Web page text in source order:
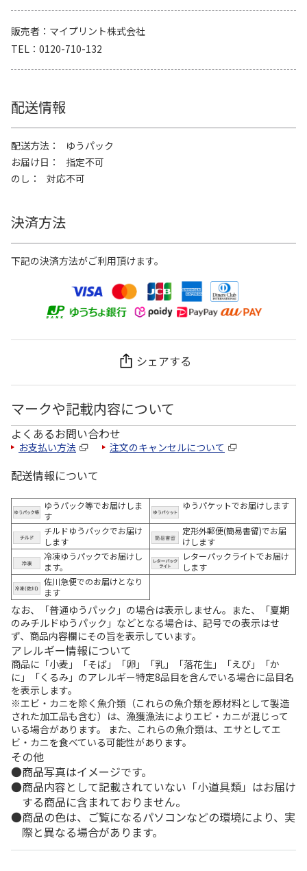
販売者
マイプリント株式会社
TEL
0120-710-132
配送情報
配送方法
ゆうパック
お届け日
指定不可
のし
対応不可
決済方法
下記の決済方法がご利用頂けます。
シェアする
マークや記載内容について
よくあるお問い合わせ
お支払い方法 注文のキャンセルについて
配送情報について
ゆうパック等でお届けしま
す
ゆうパケットでお届けします
チルドゆうパックでお届け
します
定形外郵便(簡易書留)でお届
けします
冷凍ゆうパックでお届けし
ます。
レターパックライトでお届け
します
佐川急便でのお届けとなり
ます
なお、「普通ゆうパック」の場合は表示しません。また、「夏期
のみチルドゆうパック」などとなる場合は、記号での表示はせ
ず、商品内容欄にその旨を表示しています。
アレルギー情報について
商品に「小麦」「そば」「卵」「乳」「落花生」「えび」「か
に」「くるみ」のアレルギー特定8品目を含んでいる場合に品目名
を表示します。
※エビ・カニを除く魚介類（これらの魚介類を原材料として製造
された加工品も含む）は、漁獲漁法によりエビ・カニが混じって
いる場合があります。 また、これらの魚介類は、エサとしてエ
ビ・カニを食べている可能性があります。
その他
商品写真はイメージです。
商品内容として記載されていない「小道具類」はお届け
する商品に含まれておりません。
商品の色は、ご覧になるパソコンなどの環境により、実
際と異なる場合があります。